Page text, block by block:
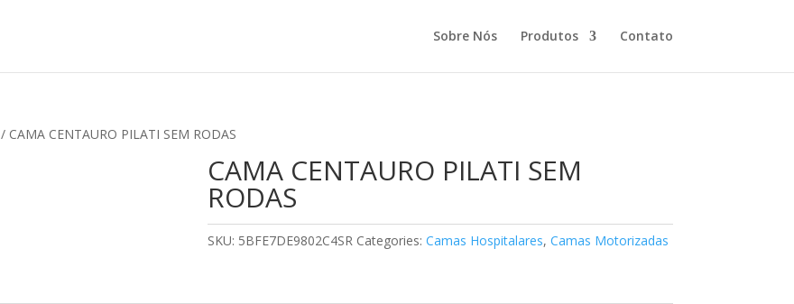
Sobre Nós Produtos Contato
/ CAMA CENTAURO PILATI SEM RODAS
CAMA CENTAURO PILATI SEM
RODAS
SKU: 5BFE7DE9802C4SR Categories: Camas Hospitalares, Camas Motorizadas